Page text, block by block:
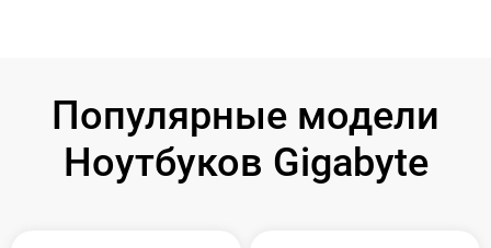
Популярные модели
Ноутбуков Gigabyte